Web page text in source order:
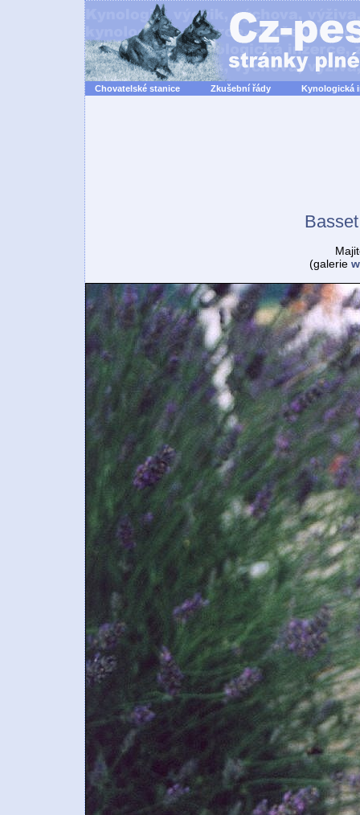
Chovatelské stanice Zkušební řády Kynologická
(galerie